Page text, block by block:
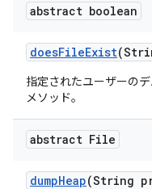
abstract boolean
doesFileExist
指定されたユーザーの
メソッド。
abstract File
dumpHeap(String